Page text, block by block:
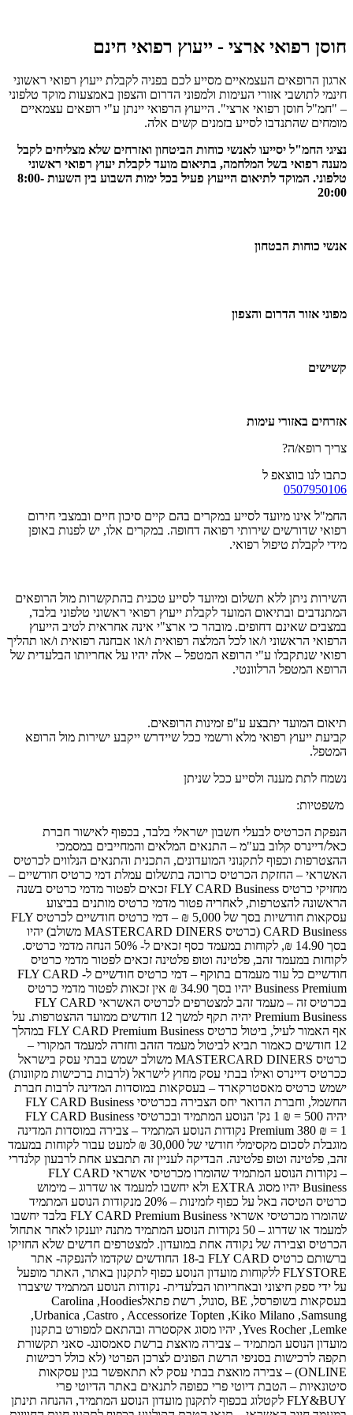
חוסן רפואי ארצי - ייעוץ רפואי חינם
ארגון הרופאים העצמאיים מסייע לכם בפניה לקבלת ייעוץ רפואי ראשוני
חינמי לתושבי אזורי העימות ולמפוני הדרום והצפון באמצעות מוקד טלפוני
– "חמ"ל חוסן רפואי ארצי". הייעוץ הרפואי יינתן ע"י רופאים עצמאיים
מומחים שהתנדבו לסייע בזמנים קשים אלה.
נציגי החמ"ל יסייעו לאנשי כוחות הביטחון ואזרחים שלא מצליחים לקבל
מענה רפואי בשל המלחמה, בתיאום מועד לקבלת יעוץ רפואי ראשוני
טלפוני. המוקד לתיאום הייעוץ פעיל בכל ימות השבוע בין השעות 8:00-
20:00
אנשי כוחות הבטחון
מפוני אזור הדרום והצפון
קשישים
אזרחים באזורי עימות
צריך רופא/ה?
כתבו לנו בווצאפ ל
0507950106
החמ"ל אינו מיועד לסייע במקרים בהם קיים סיכון חיים ובמצבי חירום
רפואי שדורשים שירותי רפואה דחופה. במקרים אלו, יש לפנות באופן
מידי לקבלת טיפול רפואי.
השירות ניתן ללא תשלום ומיועד לסייע טכנית בהתקשרות מול הרופאים
המתנדבים ובתיאום המועד לקבלת ייעוץ רפואי ראשוני טלפוני בלבד,
במצבים שאינם דחופים. מובהר כי ארצ"י אינה אחראית לטיב הייעוץ
הרפואי הראשוני ו/או לכל המלצה רפואית ו/או אבחנה רפואית ו/או תהליך
רפואי שנתקבלו ע"י הרופא המטפל – אלה יהיו על אחריותו הבלעדית של
הרופא המטפל הרלוונטי.
תיאום המועד יתבצע ע"פ זמינות הרופאים.
קביעת ייעוץ רפואי מלא ורשמי ככל שיידרש ייקבע ישירות מול הרופא
המטפל.
נשמח לתת מענה ולסייע ככל שניתן
משפטיות:
הנפקת הכרטיס לבעלי חשבון ישראלי בלבד, בכפוף לאישור חברת
כאל/דיינרס קלוב בע"מ – התנאים המלאים והמחייבים במסמכי
ההצטרפות וכפוף לתקנוני המועדונים, התכנית והתנאים הנלווים לכרטיס
האשראי – החזקת הכרטיס כרוכה בתשלום עמלת דמי כרטיס חודשיים –
מחזיקי כרטיס FLY CARD Business זכאים לפטור מדמי כרטיס בשנה
הראשונה להצטרפות, לאחריה פטור מדמי כרטיס מותנים בביצוע
עסקאות חודשיות בסך של 5,000 ₪ – דמי כרטיס חודשיים לכרטיס FLY
CARD Business (כרטיס MASTERCARD DINERS משולב) יהיו
בסך 14.90 ₪, לקוחות במעמד כסף זכאים ל- 50% הנחה מדמי כרטיס.
לקוחות במעמד זהב, פלטינה וטופ פלטינה זכאים לפטור מדמי כרטיס
חודשיים כל עוד מעמדם בתוקף – דמי כרטיס חודשיים ל- FLY CARD
Business Premium יהיו בסך 34.90 ₪ אין זכאות לפטור מדמי כרטיס
בכרטיס זה – מעמד זהב למצטרפים לכרטיס האשראי FLY CARD
Premium Business יהיה תקף למשך 12 חודשים ממועד ההצטרפות. על
אף האמור לעיל, ביטול כרטיס FLY CARD Premium Business במהלך
12 חודשים כאמור תביא לביטול מעמד הזהב וחזרה למעמד המקורי –
כרטיס MASTERCARD DINERS משולב ישמש בבתי עסק בישראל
ככרטיס דיינרס ואילו בבתי עסק מחוץ לישראל (לרבות ברכישות מקוונות)
ישמש כרטיס מאסטרקארד – בעסקאות במוסדות המדינה לרבות חברת
החשמל, וחברת הדואר יחס הצבירה בכרטיסי FLY CARD Business
יהיה 500 = ₪ 1 נק' הנוסע המתמיד ובכרטיסי FLY CARD Business
Premium 380 ₪ = 1 נקודות הנוסע המתמיד – צבירה במוסדות המדינה
מוגבלת לסכום מקסימלי חודשי של 30,000 ₪ למעט עבור לקוחות במעמד
זהב, פלטינה וטופ פלטינה. הבדיקה לעניין זה תתבצע אחת לרבעון קלנדרי
– נקודות הנוסע המתמיד שהומרו מכרטיסי אשראי FLY CARD
Business יהיו מסוג EXTRA ולא יחשבו למעמד או שדרוג – מימוש
כרטיס הטיסה באל על כפוף לזמינות – 20% מנקודות הנוסע המתמיד
שהומרו מכרטיסי אשראי FLY CARD Premium Business בלבד יחשבו
למעמד או שדרוג – 50 נקודות הנוסע המתמיד מתנה יוענקו לאחר אתחול
הכרטיס וצבירה של נקודה אחת במועדון. למצטרפים חדשים שלא החזיקו
ברשותם כרטיס FLY CARD ב-18 החודשים שקדמו להנפקה- אתר
FLYSTORE ללקוחות מועדון הנוסע כפוף לתקנון באתר, האתר מופעל
על ידי ספק חיצוני ובאחריותו הבלעדית- נקודות הנוסע המתמיד שיצברו
בעסקאות בשופרסל, BE ,סונול, רשת פתאלCarolina ,Hoodies
,Urbanica ,Castro , Accessorize Topten ,Kiko Milano ,Samsung
,Yves Rocher ,Lemke יהיו מסוג אקסטרה ובהתאם למפורט בתקנון
מועדון הנוסע המתמיד – צבירה מואצת ברשת סאמסונג- סאני תקשורת
תקפה לרכישות בסניפי הרשת הפונים לצרכן הפרטי (לא כולל רכישות
ONLINE) – צבירה מואצת בבתי עסק לא תתאפשר בגין עסקאות
סיטונאיות – הטבת דיוטי פרי כפופה לתנאים באתר הדיוטי פרי
FLY&BUY לקטלוג בכפוף לתקנון מועדון הנוסע המתמיד, ההנחה תינתן